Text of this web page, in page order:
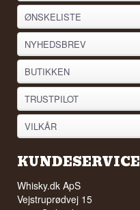
ØNSKELISTE
NYHEDSBREV
BUTIKKEN
TRUSTPILOT
VILKÅR
KUNDESERVICE
Whisky.dk ApS
Vejstruprødvej 15